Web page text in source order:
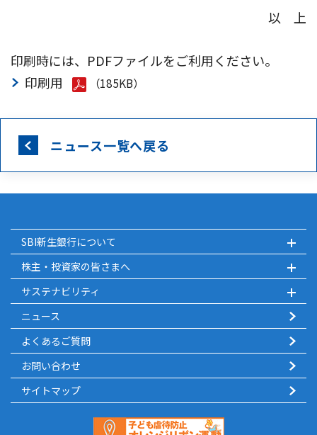
以 上
印刷時には、PDFファイルをご利用ください。
印刷用
（185KB）
ニュース一覧へ戻る
SBI新生銀行について
株主・投資家の皆さまへ
サステナビリティ
ニュース
よくあるご質問
お問い合わせ
サイトマップ